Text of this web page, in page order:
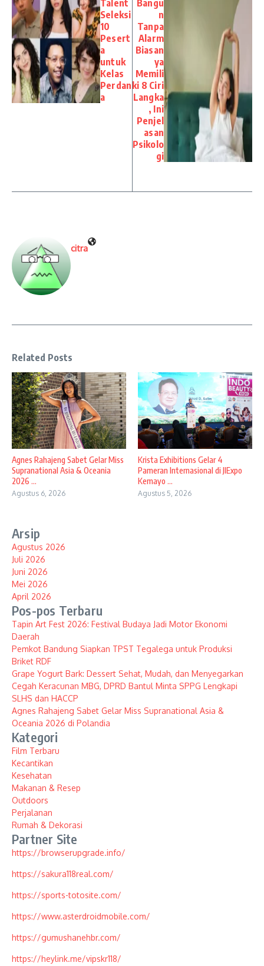
Talent
Seleksi
10
Pesert
a
untuk
Kelas
Perdan
a
Bangu
n
Tanpa
Alarm
Biasan
ya
Memili
ki 8 Ciri
Langka
, Ini
Penjel
asan
Psikolo
gi
citra
Related Posts
Agnes Rahajeng Sabet Gelar Miss
Supranational Asia & Oceania
2026 ...
Agustus 6, 2026
Krista Exhibitions Gelar 4
Pameran Internasional di JIExpo
Kemayo ...
Agustus 5, 2026
Arsip
Agustus 2026
Juli 2026
Juni 2026
Mei 2026
April 2026
Pos-pos Terbaru
Tapin Art Fest 2026: Festival Budaya Jadi Motor Ekonomi
Daerah
Pemkot Bandung Siapkan TPST Tegalega untuk Produksi
Briket RDF
Grape Yogurt Bark: Dessert Sehat, Mudah, dan Menyegarkan
Cegah Keracunan MBG, DPRD Bantul Minta SPPG Lengkapi
SLHS dan HACCP
Agnes Rahajeng Sabet Gelar Miss Supranational Asia &
Oceania 2026 di Polandia
Kategori
Film Terbaru
Kecantikan
Kesehatan
Makanan & Resep
Outdoors
Perjalanan
Rumah & Dekorasi
Partner Site
https://browserupgrade.info/
https://sakura118real.com/
https://sports-totosite.com/
https://www.asterdroidmobile.com/
https://gumushanehbr.com/
https://heylink.me/vipskr118/